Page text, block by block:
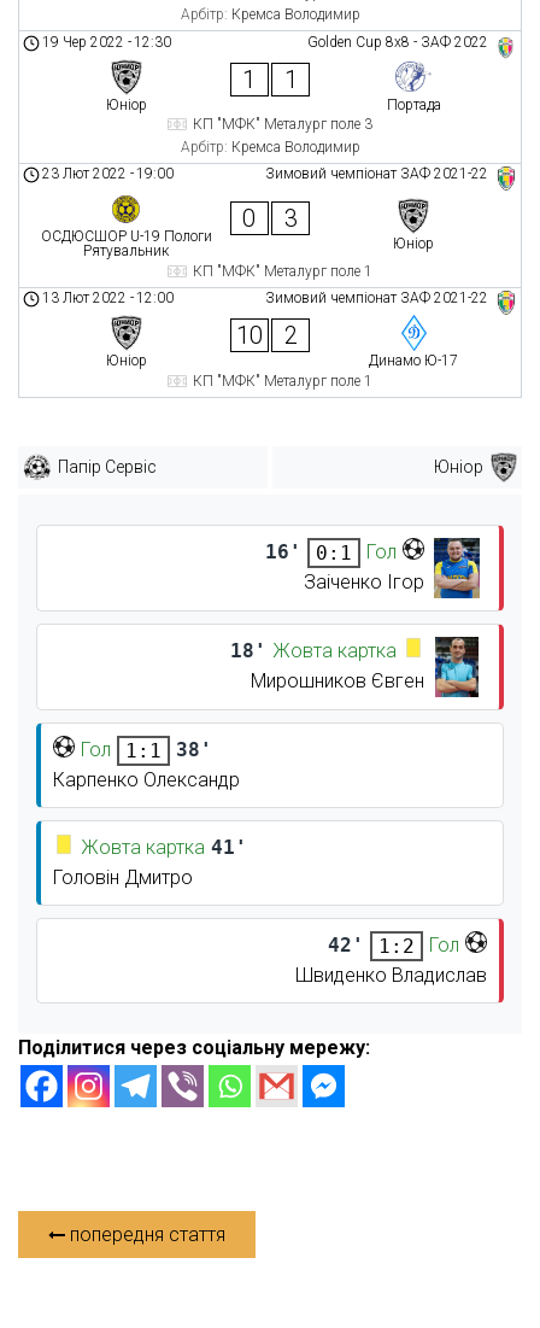
Арбітр: Кремса Володимир
Golden Cup 8х8 - ЗАФ 2022
19 Чер 2022 -12:30
Юніор
1 1
Портада
КП "МФК" Металург поле 3
Арбітр: Кремса Володимир
Зимовий чемпіонат ЗАФ 2021-22
23 Лют 2022 -19:00
ОСДЮСШОР U-19 Пологи
Рятувальник
0 3
Юніор
КП "МФК" Металург поле 1
Зимовий чемпіонат ЗАФ 2021-22
13 Лют 2022 -12:00
Юніор
10 2
Динамо Ю-17
КП "МФК" Металург поле 1
Папір Сервіс Юніор
16' 0:1
Гол
Заіченко Ігор
18' Жовта картка
Мирошников Євген
Гол 1:1
38'
Карпенко Олександр
Жовта картка 41'
Головін Дмитро
42' 1:2
Гол
Швиденко Владислав
Поділитися через соціальну мережу:
попередня стаття